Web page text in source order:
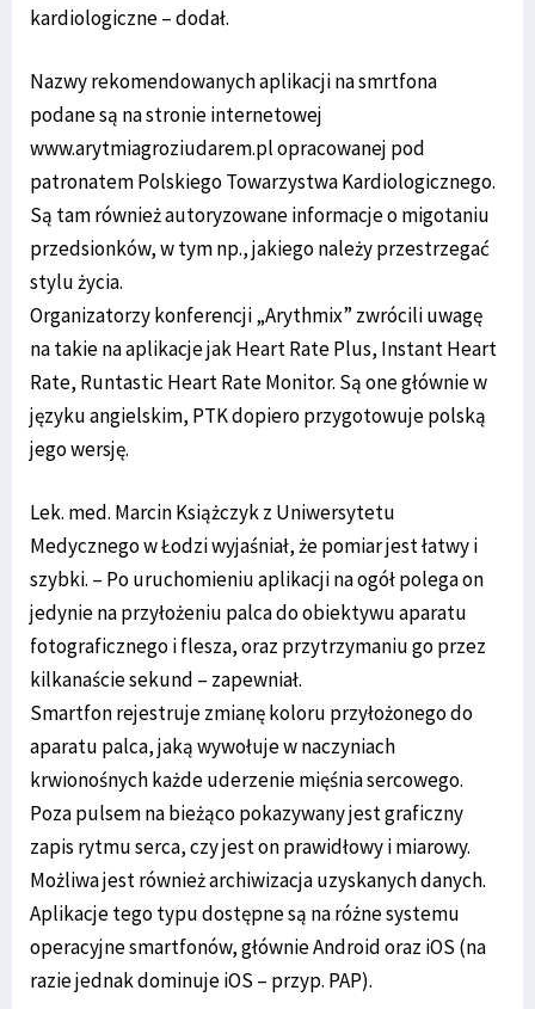
kardiologiczne – dodał.
Nazwy rekomendowanych aplikacji na smrtfona
podane są na stronie internetowej
www.arytmiagroziudarem.pl opracowanej pod
patronatem Polskiego Towarzystwa Kardiologicznego.
Są tam również autoryzowane informacje o migotaniu
przedsionków, w tym np., jakiego należy przestrzegać
stylu życia.
Organizatorzy konferencji „Arythmix” zwrócili uwagę
na takie na aplikacje jak Heart Rate Plus, Instant Heart
Rate, Runtastic Heart Rate Monitor. Są one głównie w
języku angielskim, PTK dopiero przygotowuje polską
jego wersję.
Lek. med. Marcin Książczyk z Uniwersytetu
Medycznego w Łodzi wyjaśniał, że pomiar jest łatwy i
szybki. – Po uruchomieniu aplikacji na ogół polega on
jedynie na przyłożeniu palca do obiektywu aparatu
fotograficznego i flesza, oraz przytrzymaniu go przez
kilkanaście sekund – zapewniał.
Smartfon rejestruje zmianę koloru przyłożonego do
aparatu palca, jaką wywołuje w naczyniach
krwionośnych każde uderzenie mięśnia sercowego.
Poza pulsem na bieżąco pokazywany jest graficzny
zapis rytmu serca, czy jest on prawidłowy i miarowy.
Możliwa jest również archiwizacja uzyskanych danych.
Aplikacje tego typu dostępne są na różne systemu
operacyjne smartfonów, głównie Android oraz iOS (na
razie jednak dominuje iOS – przyp. PAP).